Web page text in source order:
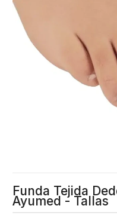
Funda Tejida
Ayumed - Tallas